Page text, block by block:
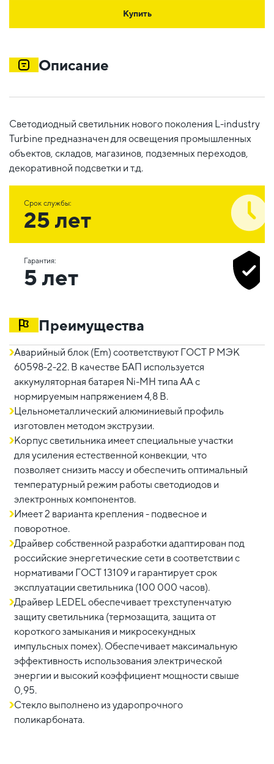
Купить
Описание
Светодиодный светильник нового поколения L-industry
Turbine предназначен для освещения промышленных
объектов, складов, магазинов, подземных переходов,
декоративной подсветки и т.д.
Срок службы:
25 лет
Гарантия:
5 лет
Преимущества
Аварийный блок (Em) соответствуют ГОСТ Р МЭК
60598-2-22. В качестве БАП используется
аккумуляторная батарея Ni-MH типа АА с
нормируемым напряжением 4,8 В.
Цельнометаллический алюминиевый профиль
изготовлен методом экструзии.
Корпус светильника имеет специальные участки
для усиления естественной конвекции, что
позволяет снизить массу и обеспечить оптимальный
температурный режим работы светодиодов и
электронных компонентов.
Имеет 2 варианта крепления - подвесное и
поворотное.
Драйвер собственной разработки адаптирован под
российские энергетические сети в соответствии с
нормативами ГОСТ 13109 и гарантирует срок
эксплуатации светильника (100 000 часов).
Драйвер LEDEL обеспечивает трехступенчатую
защиту светильника (термозащита, защита от
короткого замыкания и микросекундных
импульсных помех). Обеспечивает максимальную
эффективность использования электрической
энергии и высокий коэффициент мощности свыше
0,95.
Стекло выполнено из ударопрочного
поликарбоната.